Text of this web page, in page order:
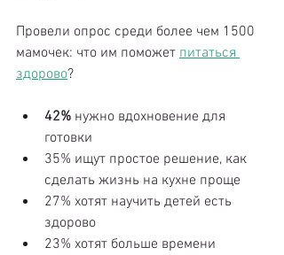
Провели опрос среди более чем 1500
мамочек: что им поможет питаться
здорово?
42% нужно вдохновение для
готовки
35% ищут простое решение, как
сделать жизнь на кухне проще
27% хотят научить детей есть
здорово
23% хотят больше времени